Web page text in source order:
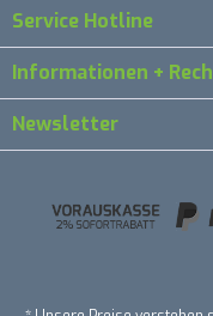
Service Hotline
Informationen +
Newsletter